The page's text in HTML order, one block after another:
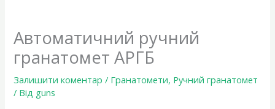
Автоматичний ручний
гранатомет АРГБ
Залишити коментар / Гранатомети, Ручний гранатомет
/ Від guns